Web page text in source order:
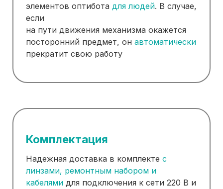
элементов оптибота для людей. В случае,
если
на пути движения механизма окажется
посторонний предмет, он автоматически
прекратит свою работу
Комплектация
Надежная доставка в комплекте с
линзами, ремонтным набором и
кабелями для подключения к сети 220 В и